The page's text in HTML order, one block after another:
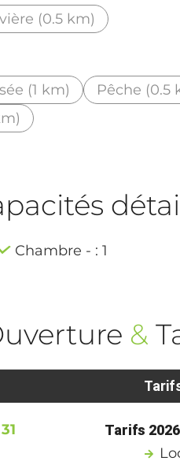
(0.5 km)
(1 km)
Pêche (0.5
Chambre - : 1
&
Tarifs 2026